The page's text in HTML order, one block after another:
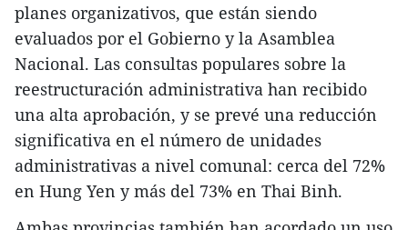
planes organizativos, que están siendo
evaluados por el Gobierno y la Asamblea
Nacional. Las consultas populares sobre la
reestructuración administrativa han recibido
una alta aprobación, y se prevé una reducción
significativa en el número de unidades
administrativas a nivel comunal: cerca del 72%
en Hung Yen y más del 73% en Thai Binh.